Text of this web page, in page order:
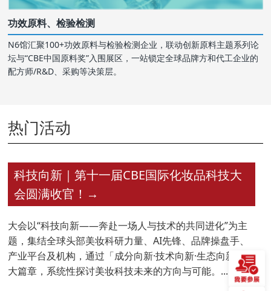
功效原料、检验检测
N6馆汇聚100+功效原料与检验检测企业，联动创新原料主题系列论
坛与“CBE中国原料奖”入围展区，一站锁定全球品牌方和代工企业的
配方师/R&D、采购等决策层。
热门活动
科技向新｜第十一届CBE国际化妆品科技大
会圆满收官！ →
大会以“科技向新——奔赴一场人与技术的共同进化”为主
题，集结全球头部美妆科研力量、AI先锋、品牌操盘手、
产业平台及机构，通过「成分向新·技术向新·生态向新」三
大篇章，系统性探讨美妆科技未来的方向与可能。...